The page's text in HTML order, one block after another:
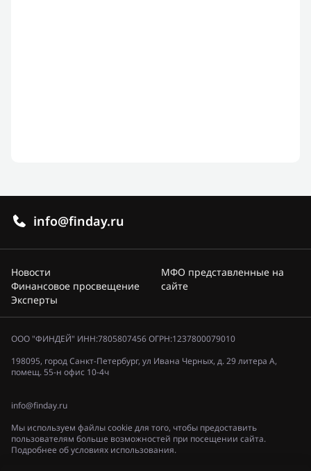
info@finday.ru
Новости
Финансовое просвещение
Эксперты
МФО представленные на
сайте
ООО "ФИНДЕЙ" ИНН:7805807456 ОГРН:1237800079010
198095, город Санкт-Петербург, ул Ивана Черных, д. 29 литера А,
помещ. 55-н офис 10-4ч
info@finday.ru
Мы используем файлы cookie для того, чтобы предоставить
пользователям больше возможностей при посещении сайта.
Подробнее об условиях использования.